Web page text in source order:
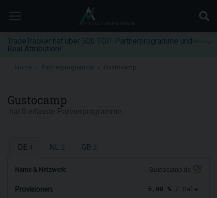
TradeTracker hat über 500 TOP-Partnerprogramme und
Real Attribution!
Home Partnerprogramme
Gustocamp
DE NL GB
Name & Netzwerk: Gustocamp.de
Provisionen: 5,00 % / Sale